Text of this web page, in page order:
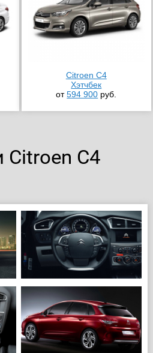
Citroen C4
Хэтчбек
от594 900 руб.
C4